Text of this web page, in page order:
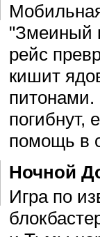
"Змеиный
рейс
кишит
погибнут,
помощь в
Ночной
Игра по